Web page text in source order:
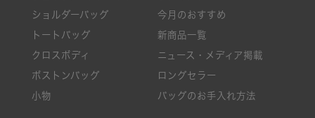
ショルダーバッグ
トートバッグ
クロスボディ
ボストンバッグ
小物
今月のおすすめ
新商品一覧
ニュース・メディア掲載
ロングセラー
バッグのお手入れ方法